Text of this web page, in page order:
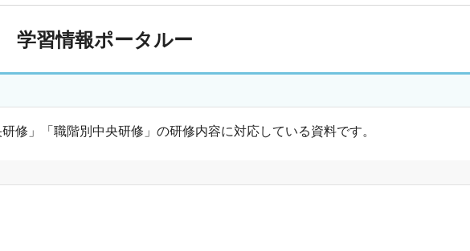
学習情報ポータルー
修」「職階別中央研修」の研修内容に対応している資料です。